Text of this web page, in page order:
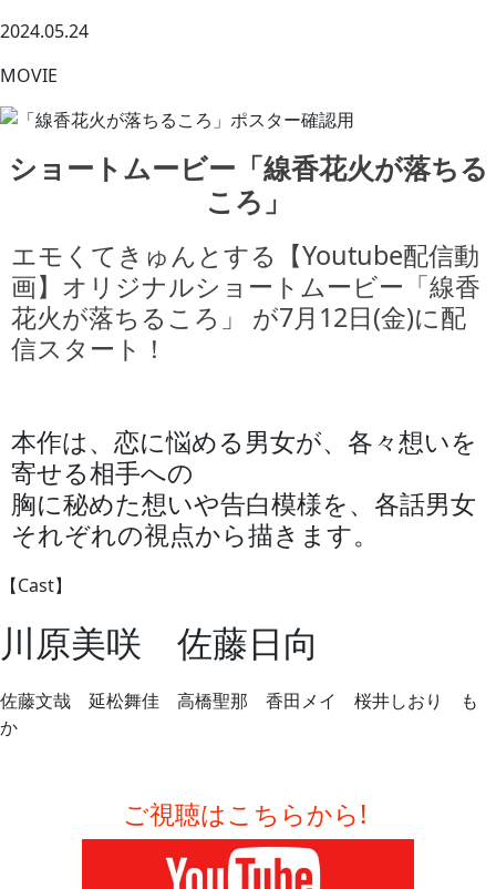
2024.05.24
MOVIE
ショートムービー「線香花火が落ちる
ころ」
エモくてきゅんとする【Youtube配信動
画】オリジナルショートムービー「線香
花火が落ちるころ」 が7月12日(金)に配
信スタート！
本作は、恋に悩める男女が、各々想いを
寄せる相手への
胸に秘めた想いや告白模様を、各話男女
それぞれの視点から描きます。
【Cast】
川原美咲 佐藤日向
佐藤文哉 延松舞佳 高橋聖那 香田メイ 桜井しおり も
か
ご視聴はこちらから!